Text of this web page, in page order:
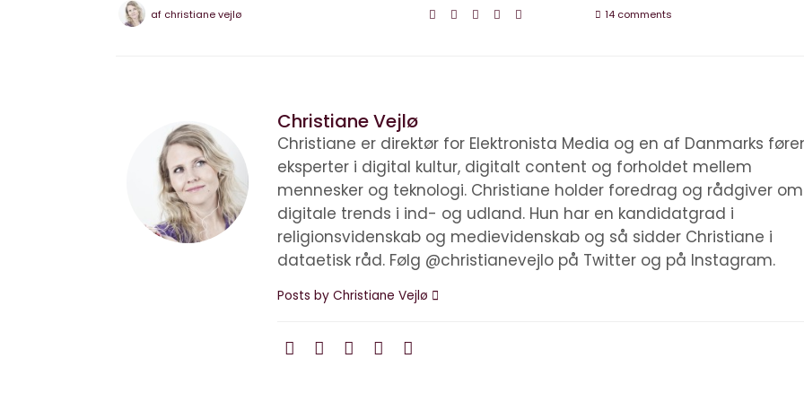
af christiane vejlø 14 comments
Christiane Vejlø
Christiane er direktør for Elektronista Media og en af Danmarks
eksperter i digital kultur, digitalt content og forholdet mellem
mennesker og teknologi. Christiane holder foredrag og rådgiver om
digitale trends i ind- og udland. Hun har en kandidatgrad i
religionsvidenskab og medievidenskab og så sidder Christiane i
dataetisk råd. Følg @christianevejlo på Twitter og på Instagram.
Posts by Christiane Vejlø